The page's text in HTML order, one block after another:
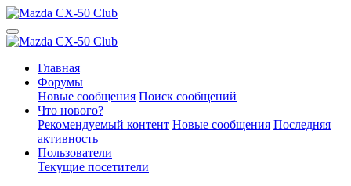
Главная
Форумы
Новые сообщения Поиск сообщений
Что нового?
Рекомендуемый контент Новые сообщения Последняя
активность
Пользователи
Текущие посетители